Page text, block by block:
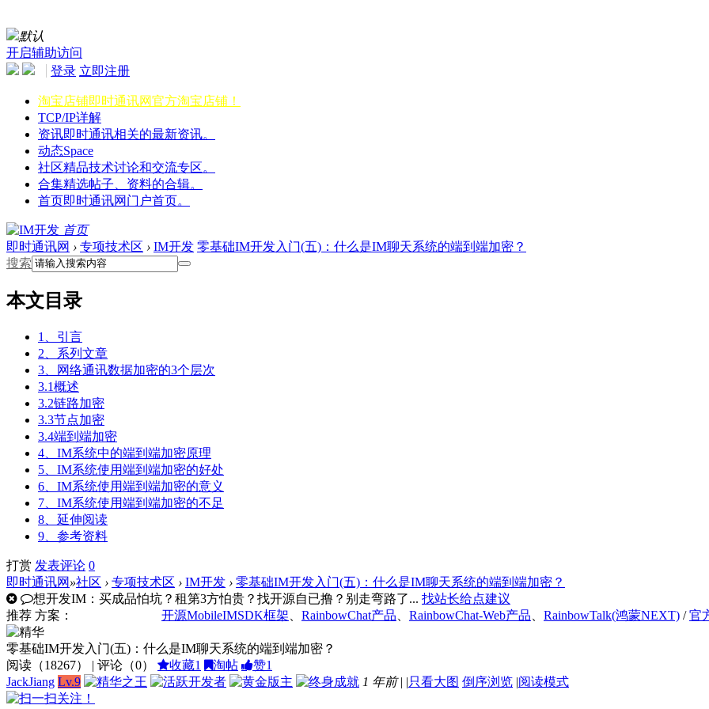
默认
开启辅助访问
登录 立即注册
淘宝店铺即时通讯网官方淘宝店铺！
TCP/IP详解
资讯即时通讯相关的最新资讯。
动态Space
社区精品技术讨论和交流专区。
合集精选帖子、资料的合辑。
首页即时通讯网门户首页。
首页
即时通讯网 › 专项技术区 › IM开发 零基础IM开发入门(五)：什么是IM聊天系统的端到端加密？
搜索
本文目录
1、引言
2、系列文章
3、网络通讯数据加密的3个层次
3.1概述
3.2链路加密
3.3节点加密
3.4端到端加密
4、IM系统中的端到端加密原理
5、IM系统使用端到端加密的好处
6、IM系统使用端到端加密的意义
7、IM系统使用端到端加密的不足
8、延伸阅读
9、参考资料
打赏 发表评论 0
即时通讯网 »社区 › 专项技术区 › IM开发 › 零基础IM开发入门(五)：什么是IM聊天系统的端到端加密？
想开发IM：买成品怕坑？租第3方怕贵？找开源自已撸？别走弯路了... 找站长给点建议
推荐 方案： 开源MobileIMSDK框架 RainbowChat产品 RainbowChat-Web产品 RainbowTalk(鸿蒙NEXT) / 官
零基础IM开发入门(五)：什么是IM聊天系统的端到端加密？
阅读（18267） | 评论（0） 收藏1 淘帖 赞1
JackJiang Lv.9 1 年前 | |只看大图 倒序浏览 |阅读模式